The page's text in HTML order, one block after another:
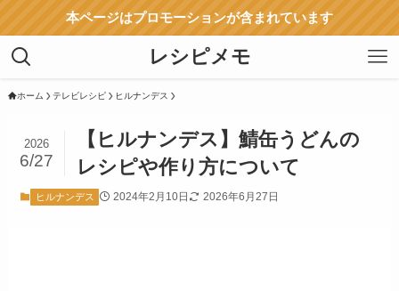
本ページはプロモーションが含まれています
レシピメモ
ホーム テレビレシピ ヒルナンデス
【ヒルナンデス】鯖缶うどんの
レシピや作り方について
2026
6/27
ヒルナンデス 2024年2月10日 2026年6月27日